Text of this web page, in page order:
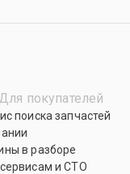
Для покупателей
поиска запчастей
в разборе
и СТО